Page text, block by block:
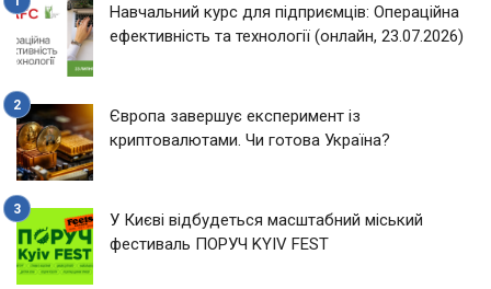
Навчальний курс для підприємців: Операційна
ефективність та технології (онлайн, 23.07.2026)
Європа завершує експеримент із
криптовалютами. Чи готова Україна?
У Києві відбудеться масштабний міський
фестиваль ПОРУЧ KYIV FEST